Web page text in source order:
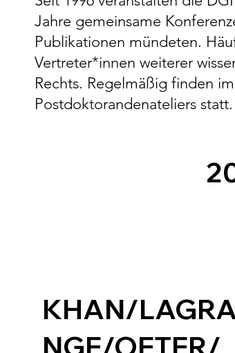
Jahre gemeinsame
Publikationen mündeten.
Vertreter*innen weiterer
Rechts. Regelmäßig finden
Postdoktorandenateliers statt.
KHAN/